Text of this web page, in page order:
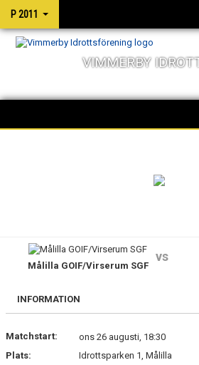
P 2011
VIMMERBY
MATCHER
Målilla GOIF/Virserum SGF
vs
INFORMATION
Matchstart:
ons 26 augusti, 18:30
Plats:
Idrottsparken 1, Målilla